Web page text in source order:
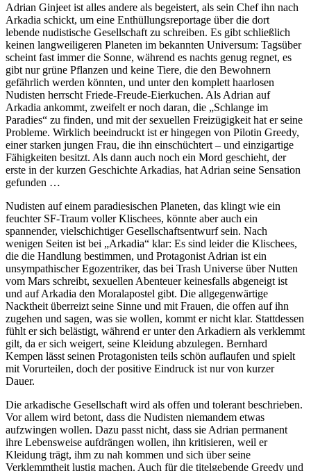
Adrian Ginjeet ist alles andere als begeistert, als sein Chef ihn nach
Arkadia schickt, um eine Enthüllungsreportage über die dort
lebende nudistische Gesellschaft zu schreiben. Es gibt schließlich
keinen langweiligeren Planeten im bekannten Universum: Tagsüber
scheint fast immer die Sonne, während es nachts genug regnet, es
gibt nur grüne Pflanzen und keine Tiere, die den Bewohnern
gefährlich werden könnten, und unter den komplett haarlosen
Nudisten herrscht Friede-Freude-Eierkuchen. Als Adrian auf
Arkadia ankommt, zweifelt er noch daran, die „Schlange im
Paradies“ zu finden, und mit der sexuellen Freizügigkeit hat er seine
Probleme. Wirklich beeindruckt ist er hingegen von Pilotin Greedy,
einer starken jungen Frau, die ihn einschüchtert – und einzigartige
Fähigkeiten besitzt. Als dann auch noch ein Mord geschieht, der
erste in der kurzen Geschichte Arkadias, hat Adrian seine Sensation
gefunden …
Nudisten auf einem paradiesischen Planeten, das klingt wie ein
feuchter SF-Traum voller Klischees, könnte aber auch ein
spannender, vielschichtiger Gesellschaftsentwurf sein. Nach
wenigen Seiten ist bei „Arkadia“ klar: Es sind leider die Klischees,
die die Handlung bestimmen, und Protagonist Adrian ist ein
unsympathischer Egozentriker, das bei Trash Universe über Nutten
vom Mars schreibt, sexuellen Abenteuer keinesfalls abgeneigt ist
und auf Arkadia den Moralapostel gibt. Die allgegenwärtige
Nacktheit überreizt seine Sinne und mit Frauen, die offen auf ihn
zugehen und sagen, was sie wollen, kommt er nicht klar. Stattdessen
fühlt er sich belästigt, während er unter den Arkadiern als verklemmt
gilt, da er sich weigert, seine Kleidung abzulegen. Bernhard
Kempen lässt seinen Protagonisten teils schön auflaufen und spielt
mit Vorurteilen, doch der positive Eindruck ist nur von kurzer
Dauer.
Die arkadische Gesellschaft wird als offen und tolerant beschrieben.
Vor allem wird betont, dass die Nudisten niemandem etwas
aufzwingen wollen. Dazu passt nicht, dass sie Adrian permanent
ihre Lebensweise aufdrängen wollen, ihn kritisieren, weil er
Kleidung trägt, ihm zu nah kommen und sich über seine
Verklemmtheit lustig machen. Auch für die titelgebende Greedy und